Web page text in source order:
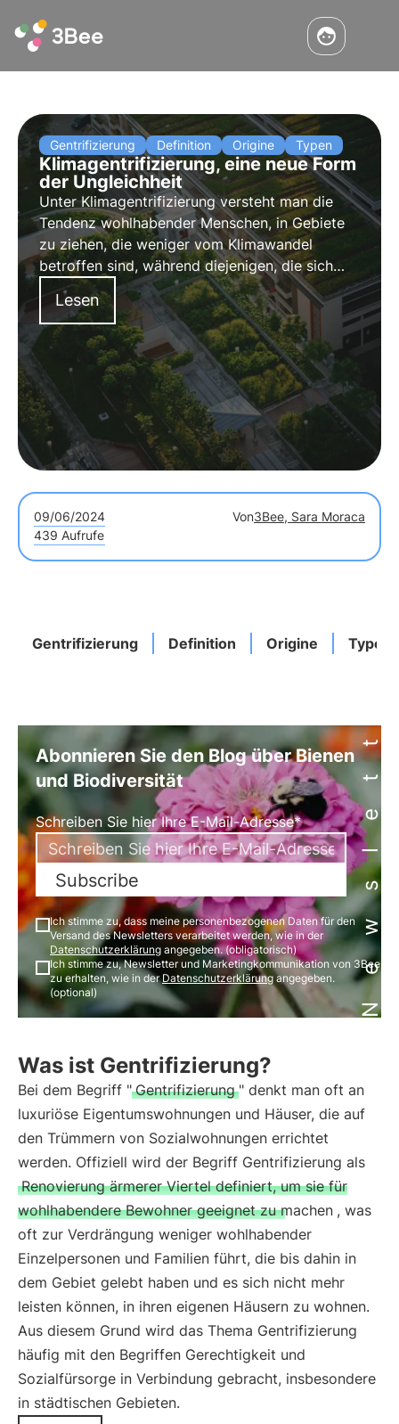
Gentrifizierung Definition Origine Typen
Klimagentrifizierung, eine neue Form
der Ungleichheit
Unter Klimagentrifizierung versteht man die
Tendenz wohlhabender Menschen, in Gebiete
zu ziehen, die weniger vom Klimawandel
betroffen sind, während diejenigen, die sich
nichts anderes leisten können, in den am
stärksten gefährdeten Gebieten bleiben.
Lesen
09/06/2024 Von3Bee, Sara Moraca
439 Aufrufe
Gentrifizierung Definition Origine Typen
Newsletter
Abonnieren Sie den Blog über Bienen
und Biodiversität
Schreiben Sie hier Ihre E-Mail-Adresse*
Subscribe
Ich stimme zu, dass meine personenbezogenen Daten für den
Versand des Newsletters verarbeitet werden, wie in der
Datenschutzerklärung angegeben. (obligatorisch)
Ich stimme zu, Newsletter und Marketingkommunikation von 3Bee
zu erhalten, wie in derDatenschutzerklärungangegeben.
(optional)
Was ist Gentrifizierung?
Bei dem Begriff " Gentrifizierung " denkt man oft an
luxuriöse Eigentumswohnungen und Häuser, die auf
den Trümmern von Sozialwohnungen errichtet
werden. Offiziell wird der Begriff Gentrifizierung als
Renovierung ärmerer Viertel definiert, um sie für
wohlhabendere Bewohner geeignet zu machen , was
oft zur Verdrängung weniger wohlhabender
Einzelpersonen und Familien führt, die bis dahin in
dem Gebiet gelebt haben und es sich nicht mehr
leisten können, in ihren eigenen Häusern zu wohnen.
Aus diesem Grund wird das Thema Gentrifizierung
häufig mit den Begriffen Gerechtigkeit und
Sozialfürsorge in Verbindung gebracht, insbesondere
in städtischen Gebieten.